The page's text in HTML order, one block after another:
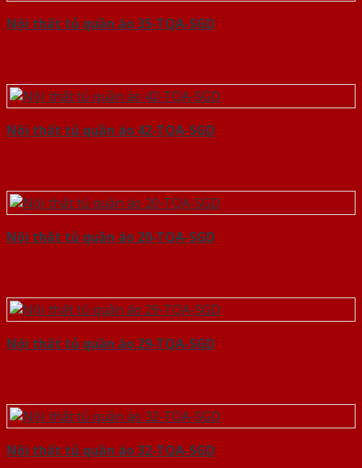
Nội thất tủ quần áo 35-TQA-SGD
Nội thất tủ quần áo 42-TQA-SGD
Nội thất tủ quần áo 20-TQA-SGD
Nội thất tủ quần áo 29-TQA-SGD
Nội thất tủ quần áo 32-TQA-SGD